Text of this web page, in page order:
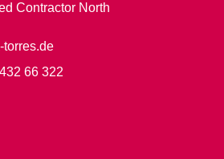
Contractor North
torres.de
66 322